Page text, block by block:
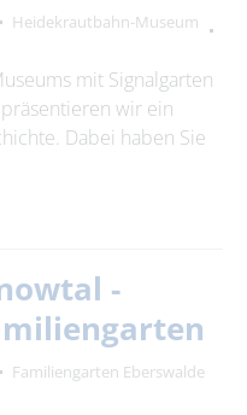
Heidekrautbahn-Museum
mit Signalgarten
wir ein
Dabei haben Sie
-
Familiengarten Eberswalde